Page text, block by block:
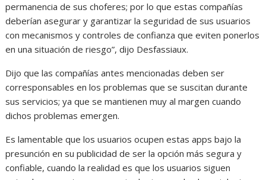
permanencia de sus choferes; por lo que estas compañías
deberían asegurar y garantizar la seguridad de sus usuarios
con mecanismos y controles de confianza que eviten ponerlos
en una situación de riesgo”, dijo Desfassiaux.
Dijo que las compañías antes mencionadas deben ser
corresponsables en los problemas que se suscitan durante
sus servicios; ya que se mantienen muy al margen cuando
dichos problemas emergen.
Es lamentable que los usuarios ocupen estas apps bajo la
presunción en su publicidad de ser la opción más segura y
confiable, cuando la realidad es que los usuarios siguen